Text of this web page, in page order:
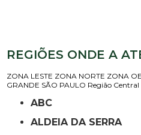
REGIÕES ONDE A
ZONA LESTE ZONA NORTE ZONA
GRANDE SÃO PAULO Região Central
ABC
ALDEIA DA SERRA